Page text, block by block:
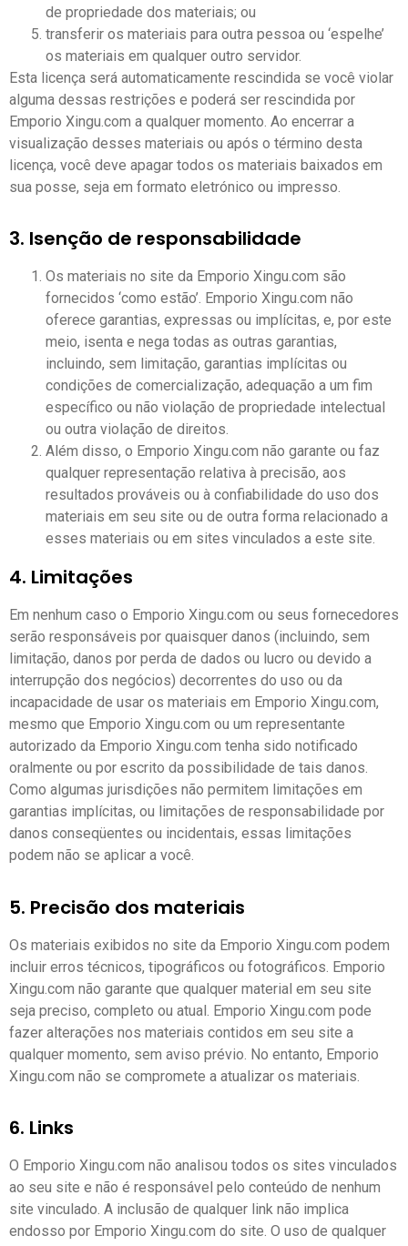
de propriedade dos materiais; ou
transferir os materiais para outra pessoa ou ‘espelhe’
os materiais em qualquer outro servidor.
Esta licença será automaticamente rescindida se você violar
alguma dessas restrições e poderá ser rescindida por
Emporio Xingu.com a qualquer momento. Ao encerrar a
visualização desses materiais ou após o término desta
licença, você deve apagar todos os materiais baixados em
sua posse, seja em formato eletrónico ou impresso.
3. Isenção de responsabilidade
Os materiais no site da Emporio Xingu.com são
fornecidos ‘como estão’. Emporio Xingu.com não
oferece garantias, expressas ou implícitas, e, por este
meio, isenta e nega todas as outras garantias,
incluindo, sem limitação, garantias implícitas ou
condições de comercialização, adequação a um fim
específico ou não violação de propriedade intelectual
ou outra violação de direitos.
Além disso, o Emporio Xingu.com não garante ou faz
qualquer representação relativa à precisão, aos
resultados prováveis ​​ou à confiabilidade do uso dos
materiais em seu site ou de outra forma relacionado a
esses materiais ou em sites vinculados a este site.
4. Limitações
Em nenhum caso o Emporio Xingu.com ou seus fornecedores
serão responsáveis ​​por quaisquer danos (incluindo, sem
limitação, danos por perda de dados ou lucro ou devido a
interrupção dos negócios) decorrentes do uso ou da
incapacidade de usar os materiais em Emporio Xingu.com,
mesmo que Emporio Xingu.com ou um representante
autorizado da Emporio Xingu.com tenha sido notificado
oralmente ou por escrito da possibilidade de tais danos.
Como algumas jurisdições não permitem limitações em
garantias implícitas, ou limitações de responsabilidade por
danos conseqüentes ou incidentais, essas limitações
podem não se aplicar a você.
5. Precisão dos materiais
Os materiais exibidos no site da Emporio Xingu.com podem
incluir erros técnicos, tipográficos ou fotográficos. Emporio
Xingu.com não garante que qualquer material em seu site
seja preciso, completo ou atual. Emporio Xingu.com pode
fazer alterações nos materiais contidos em seu site a
qualquer momento, sem aviso prévio. No entanto, Emporio
Xingu.com não se compromete a atualizar os materiais.
6. Links
O Emporio Xingu.com não analisou todos os sites vinculados
ao seu site e não é responsável pelo conteúdo de nenhum
site vinculado. A inclusão de qualquer link não implica
endosso por Emporio Xingu.com do site. O uso de qualquer